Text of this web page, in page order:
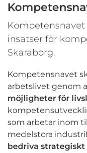
insatser för
Skaraborg.
Kompetensnavet
arbetslivet genom
möjligheter för
som arbetar inom
medelstora
bedriva